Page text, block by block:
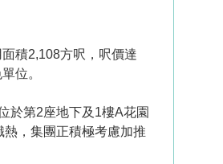
積2,108方呎，呎價達
位。
於第2座地下及1樓A花園
，集團正積極考慮加推